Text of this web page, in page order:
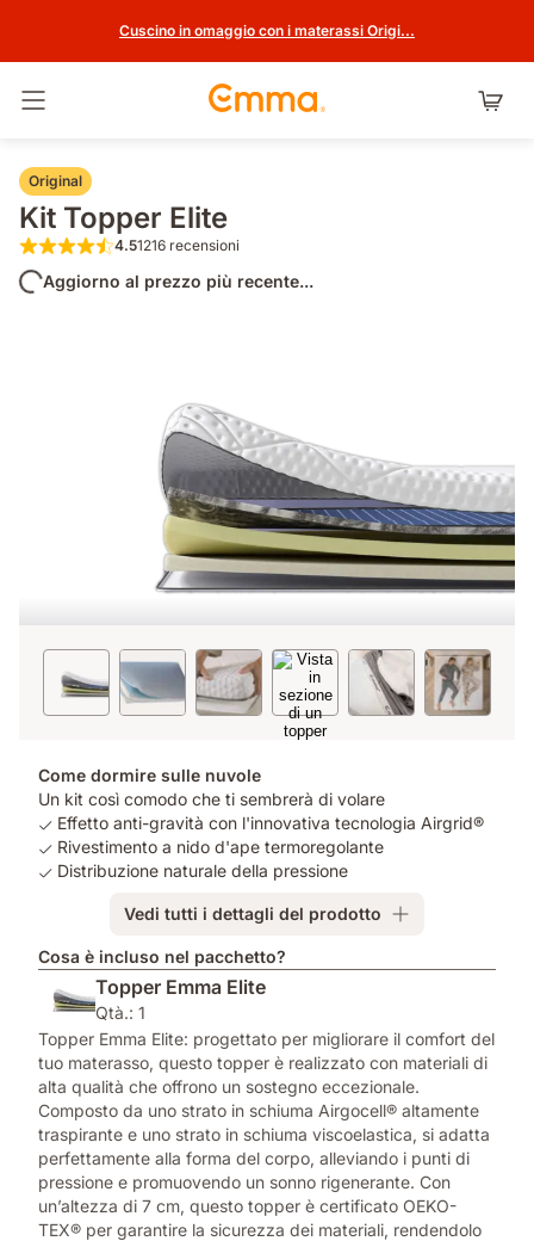
Cuscino in omaggio con i materassi Origi...
Original
Kit Topper Elite
4.5 su 5 stelle 1216 recensioni
4.51216 recensioni
Aggiorno al prezzo più recente...
Come dormire sulle nuvole
Un kit così comodo che ti sembrerà di volare
Effetto anti-gravità con l'innovativa tecnologia Airgrid®
Rivestimento a nido d'ape termoregolante
Distribuzione naturale della pressione
Vedi tutti i dettagli del prodotto
Cosa è incluso nel pacchetto?
Topper Emma Elite
Qtà.: 1
Topper Emma Elite: progettato per migliorare il comfort del
tuo materasso, questo topper è realizzato con materiali di
alta qualità che offrono un sostegno eccezionale.
Composto da uno strato in schiuma Airgocell® altamente
traspirante e uno strato in schiuma viscoelastica, si adatta
perfettamente alla forma del corpo, alleviando i punti di
pressione e promuovendo un sonno rigenerante. Con
un’altezza di 7 cm, questo topper è certificato OEKO-
TEX® per garantire la sicurezza dei materiali, rendendolo